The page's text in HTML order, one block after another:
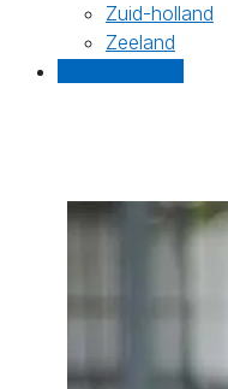
Zuid-holland
Zeeland